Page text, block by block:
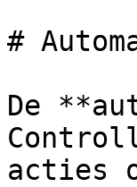
#
De
acties